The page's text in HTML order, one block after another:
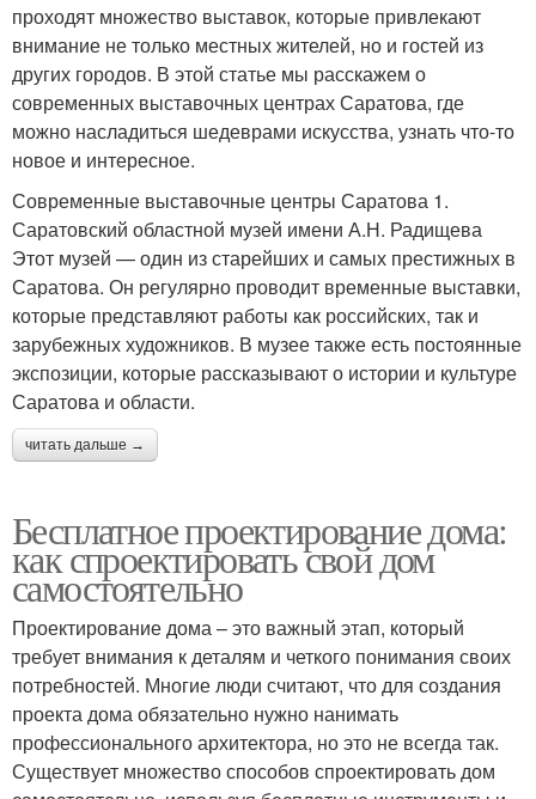
проходят множество выставок, которые привлекают
внимание не только местных жителей, но и гостей из
других городов. В этой статье мы расскажем о
современных выставочных центрах Саратова, где
можно насладиться шедеврами искусства, узнать что-то
новое и интересное.
Современные выставочные центры Саратова 1.
Саратовский областной музей имени А.Н. Радищева
Этот музей — один из старейших и самых престижных в
Саратова. Он регулярно проводит временные выставки,
которые представляют работы как российских, так и
зарубежных художников. В музее также есть постоянные
экспозиции, которые рассказывают о истории и культуре
Саратова и области.
читать дальше →
Бесплатное проектирование дома:
как спроектировать свой дом
самостоятельно
Проектирование дома – это важный этап, который
требует внимания к деталям и четкого понимания своих
потребностей. Многие люди считают, что для создания
проекта дома обязательно нужно нанимать
профессионального архитектора, но это не всегда так.
Существует множество способов спроектировать дом